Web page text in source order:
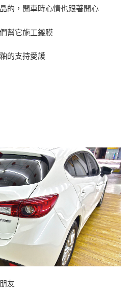
的，開車時心情也跟著開心
幫它施工鍍膜
的支持愛護
友